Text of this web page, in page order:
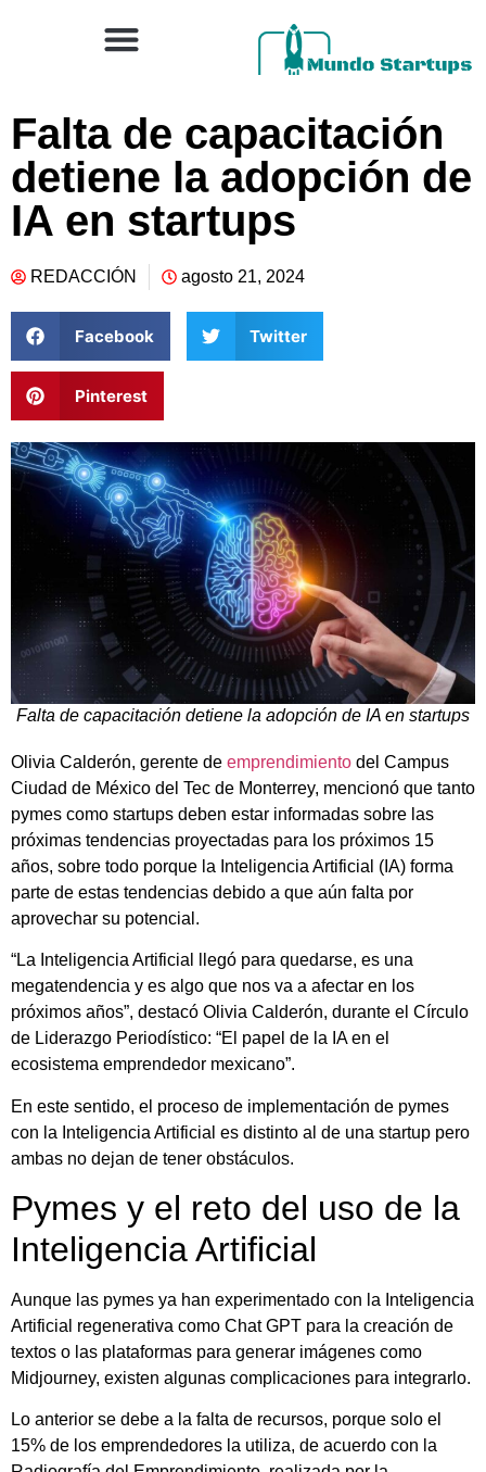
Falta de capacitación
detiene la adopción de
IA en startups
REDACCIÓN agosto 21, 2024
Facebook Twitter
Pinterest
Falta de capacitación detiene la adopción de IA en startups
Olivia Calderón, gerente de emprendimiento del Campus
Ciudad de México del Tec de Monterrey, mencionó que tanto
pymes como startups deben estar informadas sobre las
próximas tendencias proyectadas para los próximos 15
años, sobre todo porque la Inteligencia Artificial (IA) forma
parte de estas tendencias debido a que aún falta por
aprovechar su potencial.
“La Inteligencia Artificial llegó para quedarse, es una
megatendencia y es algo que nos va a afectar en los
próximos años”, destacó Olivia Calderón, durante el Círculo
de Liderazgo Periodístico: “El papel de la IA en el
ecosistema emprendedor mexicano”.
En este sentido, el proceso de implementación de pymes
con la Inteligencia Artificial es distinto al de una startup pero
ambas no dejan de tener obstáculos.
Pymes y el reto del uso de la
Inteligencia Artificial
Aunque las pymes ya han experimentado con la Inteligencia
Artificial regenerativa como Chat GPT para la creación de
textos o las plataformas para generar imágenes como
Midjourney, existen algunas complicaciones para integrarlo.
Lo anterior se debe a la falta de recursos, porque solo el
15% de los emprendedores la utiliza, de acuerdo con la